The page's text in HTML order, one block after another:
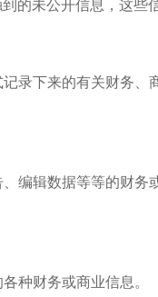
录下来的有关财务、
编辑数据等等的财务
种财务或商业信息。